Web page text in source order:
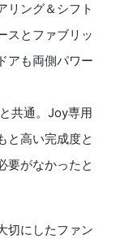
リング＆シフト
スとファブリッ
アも両側パワー
共通。Joy専用
と高い完成度と
要がなかったと
切にしたファン